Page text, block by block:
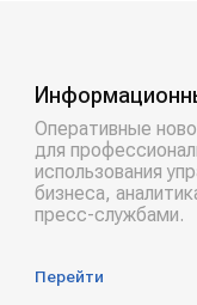
Оперативные
для
использования
бизнеса,
пресс-службами.
Перейти